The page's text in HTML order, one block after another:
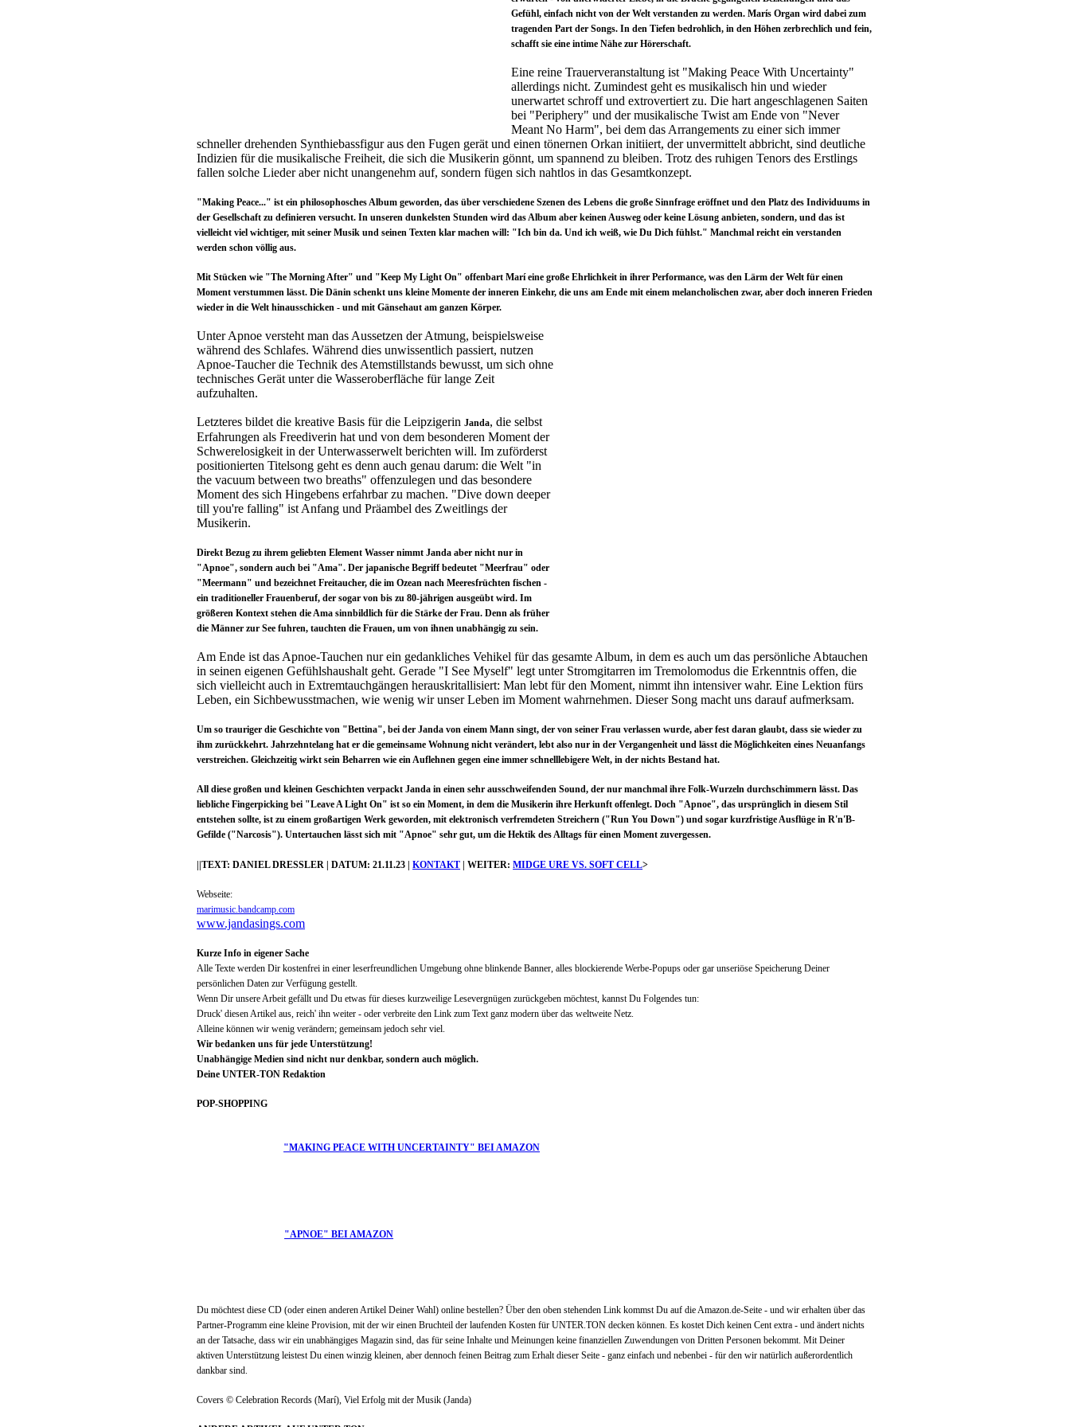
Gefühl, einfach nicht von der Welt verstanden zu werden. Marís Organ wird dabei zum
tragenden Part der Songs. In den Tiefen bedrohlich, in den Höhen zerbrechlich und fein,
schafft sie eine intime Nähe zur Hörerschaft.
Eine reine Trauerveranstaltung ist "Making Peace With Uncertainty"
allerdings nicht. Zumindest geht es musikalisch hin und wieder
unerwartet schroff und extrovertiert zu. Die hart angeschlagenen Saiten
bei "Periphery" und der musikalische Twist am Ende von "Never
Meant No Harm", bei dem das Arrangements zu einer sich immer
schneller drehenden Synthiebassfigur aus den Fugen gerät und einen tönernen Orkan initiiert, der unvermittelt abbricht, sind deutliche
Indizien für die musikalische Freiheit, die sich die Musikerin gönnt, um spannend zu bleiben. Trotz des ruhigen Tenors des Erstlings
fallen solche Lieder aber nicht unangenehm auf, sondern fügen sich nahtlos in das Gesamtkonzept.
"Making Peace..." ist ein philosophosches Album geworden, das über verschiedene Szenen des Lebens die große Sinnfrage eröffnet und den Platz des Individuums in
der Gesellschaft zu definieren versucht. In unseren dunkelsten Stunden wird das Album aber keinen Ausweg oder keine Lösung anbieten, sondern, und das ist
vielleicht viel wichtiger, mit seiner Musik und seinen Texten klar machen will: "Ich bin da. Und ich weiß, wie Du Dich fühlst." Manchmal reicht ein verstanden
werden schon völlig aus.
Mit Stücken wie "The Morning After" und "Keep My Light On" offenbart Marí eine große Ehrlichkeit in ihrer Performance, was den Lärm der Welt für einen
Moment verstummen lässt. Die Dänin schenkt uns kleine Momente der inneren Einkehr, die uns am Ende mit einem melancholischen zwar, aber doch inneren Frieden
wieder in die Welt hinausschicken - und mit Gänsehaut am ganzen Körper.
Unter Apnoe versteht man das Aussetzen der Atmung, beispielsweise
während des Schlafes. Während dies unwissentlich passiert, nutzen
Apnoe-Taucher die Technik des Atemstillstands bewusst, um sich ohne
technisches Gerät unter die Wasseroberfläche für lange Zeit
aufzuhalten.
Letzteres bildet die kreative Basis für die LeipzigerinJanda, die selbst
Erfahrungen als Freediverin hat und von dem besonderen Moment der
Schwerelosigkeit in der Unterwasserwelt berichten will. Im zuförderst
positionierten Titelsong geht es denn auch genau darum: die Welt "in
the vacuum between two breaths" offenzulegen und das besondere
Moment des sich Hingebens erfahrbar zu machen. "Dive down deeper
till you're falling" ist Anfang und Präambel des Zweitlings der
Musikerin.
Direkt Bezug zu ihrem geliebten Element Wasser nimmt Janda aber nicht nur in
"Apnoe", sondern auch bei "Ama". Der japanische Begriff bedeutet "Meerfrau" oder
"Meermann" und bezeichnet Freitaucher, die im Ozean nach Meeresfrüchten fischen -
ein traditioneller Frauenberuf, der sogar von bis zu 80-jährigen ausgeübt wird. Im
größeren Kontext stehen die Ama sinnbildlich für die Stärke der Frau. Denn als früher
die Männer zur See fuhren, tauchten die Frauen, um von ihnen unabhängig zu sein.
Am Ende ist das Apnoe-Tauchen nur ein gedankliches Vehikel für das gesamte Album, in dem es auch um das persönliche Abtauchen
in seinen eigenen Gefühlshaushalt geht. Gerade "I See Myself" legt unter Stromgitarren im Tremolomodus die Erkenntnis offen, die
sich vielleicht auch in Extremtauchgängen herauskritallisiert: Man lebt für den Moment, nimmt ihn intensiver wahr. Eine Lektion fürs
Leben, ein Sichbewusstmachen, wie wenig wir unser Leben im Moment wahrnehmen. Dieser Song macht uns darauf aufmerksam.
Um so trauriger die Geschichte von "Bettina", bei der Janda von einem Mann singt, der von seiner Frau verlassen wurde, aber fest daran glaubt, dass sie wieder zu
ihm zurückkehrt. Jahrzehntelang hat er die gemeinsame Wohnung nicht verändert, lebt also nur in der Vergangenheit und lässt die Möglichkeiten eines Neuanfangs
verstreichen. Gleichzeitig wirkt sein Beharren wie ein Auflehnen gegen eine immer schnelllebigere Welt, in der nichts Bestand hat.
All diese großen und kleinen Geschichten verpackt Janda in einen sehr ausschweifenden Sound, der nur manchmal ihre Folk-Wurzeln durchschimmern lässt. Das
liebliche Fingerpicking bei "Leave A Light On" ist so ein Moment, in dem die Musikerin ihre Herkunft offenlegt. Doch "Apnoe", das ursprünglich in diesem Stil
entstehen sollte, ist zu einem großartigen Werk geworden, mit elektronisch verfremdeten Streichern ("Run You Down") und sogar kurzfristige Ausflüge in R'n'B-
Gefilde ("Narcosis"). Untertauchen lässt sich mit "Apnoe" sehr gut, um die Hektik des Alltags für einen Moment zuvergessen.
||TEXT: DANIEL DRESSLER | DATUM: 21.11.23 | KONTAKT | WEITER: MIDGE URE VS. SOFT CELL>
Webseite:
marimusic.bandcamp.com
www.jandasings.com
Kurze Info in eigener Sache
Alle Texte werden Dir kostenfrei in einer leserfreundlichen Umgebung ohne blinkende Banner, alles blockierende Werbe-Popups oder gar unseriöse Speicherung Deiner
persönlichen Daten zur Verfügung gestellt.
Wenn Dir unsere Arbeit gefällt und Du etwas für dieses kurzweilige Lesevergnügen zurückgeben möchtest, kannst Du Folgendes tun:
Druck' diesen Artikel aus, reich' ihn weiter - oder verbreite den Link zum Text ganz modern über das weltweite Netz.
Alleine können wir wenig verändern; gemeinsam jedoch sehr viel.
Wir bedanken uns für jede Unterstützung!
Unabhängige Medien sind nicht nur denkbar, sondern auch möglich.
Deine UNTER-TON Redaktion
POP-SHOPPING
"MAKING PEACE WITH UNCERTAINTY" BEI AMAZON
"APNOE" BEI AMAZON
Du möchtest diese CD (oder einen anderen Artikel Deiner Wahl) online bestellen? Über den oben stehenden Link kommst Du auf die Amazon.de-Seite - und wir erhalten über das
Partner-Programm eine kleine Provision, mit der wir einen Bruchteil der laufenden Kosten für UNTER.TON decken können. Es kostet Dich keinen Cent extra - und ändert nichts
an der Tatsache, dass wir ein unabhängiges Magazin sind, das für seine Inhalte und Meinungen keine finanziellen Zuwendungen von Dritten Personen bekommt. Mit Deiner
aktiven Unterstützung leistest Du einen winzig kleinen, aber dennoch feinen Beitrag zum Erhalt dieser Seite - ganz einfach und nebenbei - für den wir natürlich außerordentlich
dankbar sind.
Covers © Celebration Records (Marí), Viel Erfolg mit der Musik (Janda)